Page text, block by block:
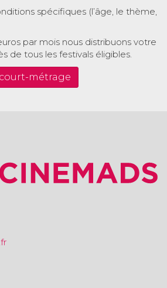
spécifiques (l’âge, le thème,
par mois nous distribuons votre
de tous les festivals éligibles.
métrage